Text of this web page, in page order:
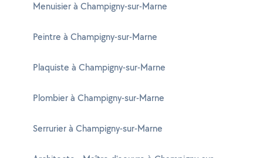
Menuisier à Champigny-sur-Marne
Peintre à Champigny-sur-Marne
Plaquiste à Champigny-sur-Marne
Plombier à Champigny-sur-Marne
Serrurier à Champigny-sur-Marne